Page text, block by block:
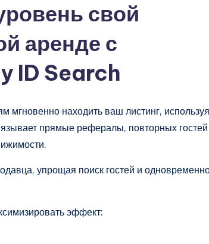
свой
аренде с
ID Search
мгновенно находить ваш листинг, используя
прямые рефералы, повторных гостей
упрощая поиск гостей и
эффект: